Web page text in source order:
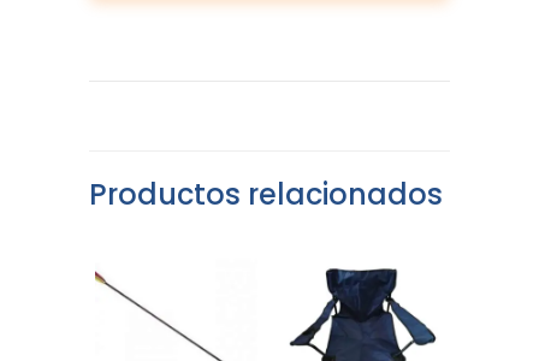
Productos relacionados